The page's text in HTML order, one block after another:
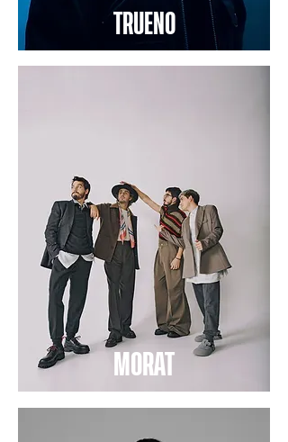
TRUENO
MORAT